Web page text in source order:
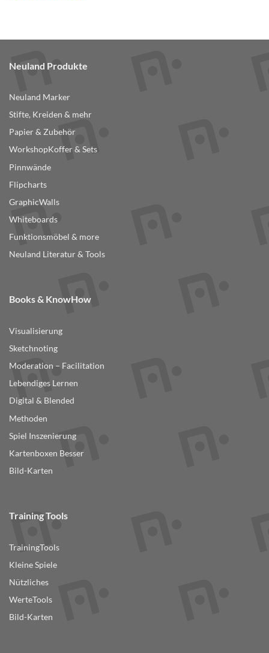
Neuland Produkte
Neuland Marker
Stifte, Kreiden & mehr
Papier & Zubehör
WorkshopKoffer & Sets
Pinnwände
Flipcharts
GraphicWalls
Whiteboards
Funktionsmöbel & more
Neuland Literatur & Tools
Books & KnowHow
Visualisierung
Sketchnoting
Moderation – Facilitation
Lebendiges Lernen
Digital & Blended
Methoden
Spiel Inszenierung
Kartenboxen Besser
Bild-Karten
Training Tools
TrainingTools
Kleine Spiele
Nützliches
WerteTools
Bild-Karten